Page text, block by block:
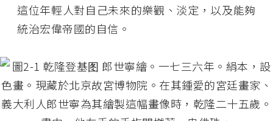
這位年輕人對自己未來的樂觀、淡定，以及能夠
統治宏偉帝國的自信。